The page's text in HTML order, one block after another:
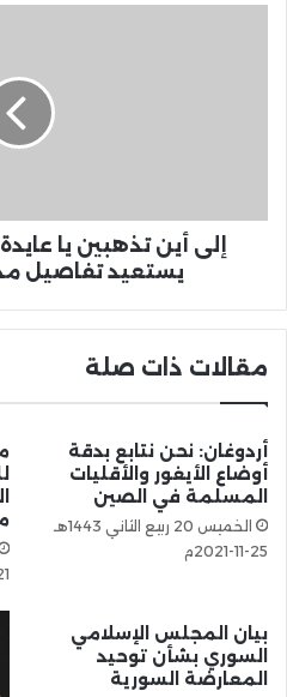
إلى أين تذهبين يا
يستعيد تفاصيل
مقالات ذات صلة
أردوغان: نحن نتابع بدقة
أوضاع الأيغور والأقليات
المسلمة في الصين
الخميس 20 ربيع الثاني 1443هـ
25-11-2021م
بيان المجلس الإسلامي
السوري بشأن توحيد
المعارضة السورية